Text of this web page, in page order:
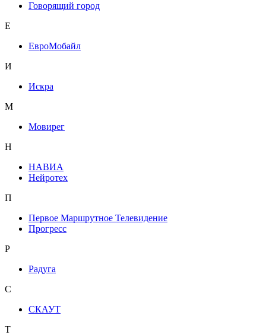
Говорящий город
Е
ЕвроМобайл
И
Искра
М
Мовирег
Н
НАВИА
Нейротех
П
Первое Маршрутное Телевидение
Прогресс
Р
Радуга
С
СКАУТ
Т